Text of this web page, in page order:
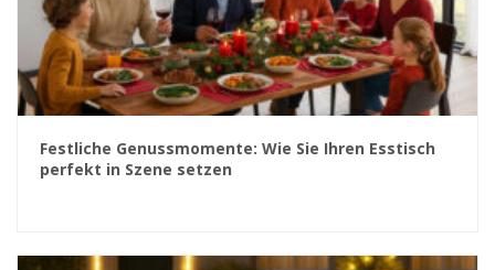
Festliche Genussmomente: Wie Sie Ihren Esstisch
perfekt in Szene setzen